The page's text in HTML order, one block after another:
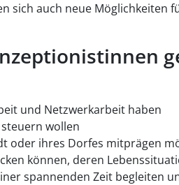
sich auch neue Möglichkeiten
und Netzwerkarbeit haben
wollen
oder ihres Dorfes mitprägen
können, deren
spannenden Zeit begleiten